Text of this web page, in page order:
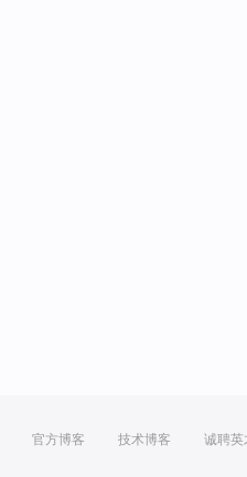
官方博客 技术博客 诚聘英